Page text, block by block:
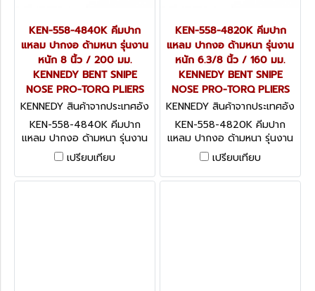
KEN-558-4840K คีมปาก
แหลม ปากงอ ด้ามหนา รุ่นงาน
หนัก 8 นิ้ว / 200 มม.
KENNEDY BENT SNIPE
NOSE PRO-TORQ PLIERS
KENNEDY สินค้าจากประเทศอัง
กฤษ KEN-558-4840K
KEN-558-4840K คีมปาก
แหลม ปากงอ ด้ามหนา รุ่นงาน
หนัก 8 นิ้ว / 200 มม.
KENNEDY BENT SNIPE NOSE
PRO-TORQ PLIERS
เปรียบเทียบ
KEN-558-4820K คีมปาก
แหลม ปากงอ ด้ามหนา รุ่นงาน
หนัก 6.3/8 นิ้ว / 160 มม.
KENNEDY BENT SNIPE
NOSE PRO-TORQ PLIERS
KENNEDY สินค้าจากประเทศอัง
กฤษ KEN-558-4820K
KEN-558-4820K คีมปาก
แหลม ปากงอ ด้ามหนา รุ่นงาน
หนัก 6.3/8 นิ้ว / 160 มม.
KENNEDY BENT SNIPE NOSE
PRO-TORQ PLIERS
เปรียบเทียบ